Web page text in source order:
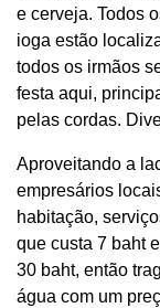
e cerveja. Todos
ioga estão
todos os irmãos
festa aqui,
pelas cordas.
Aproveitando a
empresários
habitação,
que custa 7 baht
30 baht, então
água com um